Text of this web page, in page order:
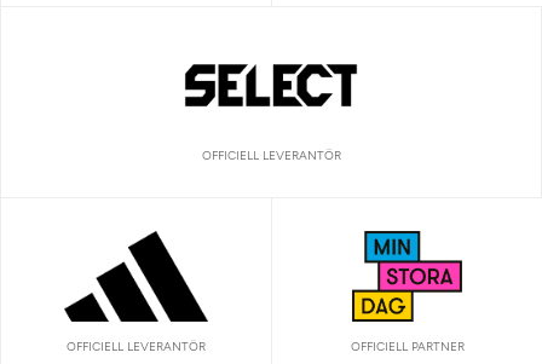
OFFICIELL LEVERANTÖR
OFFICIELL LEVERANTÖR OFFICIELL PARTNER